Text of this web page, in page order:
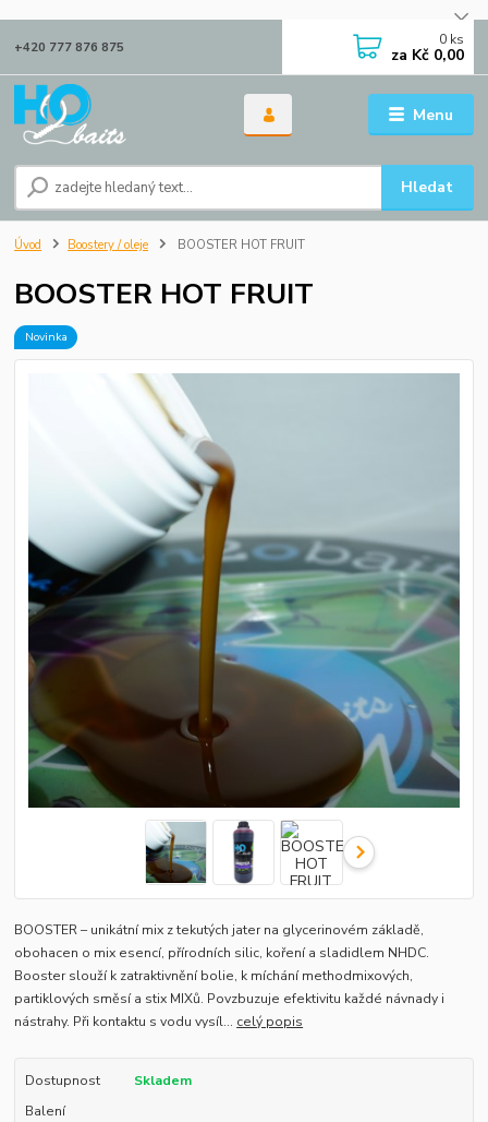
Menu
Hledat
+420 777 876 875 0 ks
za Kč 0,00
Úvod Boostery / oleje BOOSTER HOT FRUIT
BOOSTER HOT FRUIT
Novinka
BOOSTER – unikátní mix z tekutých jater na glycerinovém základě,
obohacen o mix esencí, přírodních silic, koření a sladidlem NHDC.
Booster slouží k zatraktivnění bolie, k míchání methodmixových,
partiklových směsí a stix MIXů. Povzbuzuje efektivitu každé návnady i
nástrahy. Při kontaktu s vodu vysíl... celý popis
Dostupnost
Skladem
Balení